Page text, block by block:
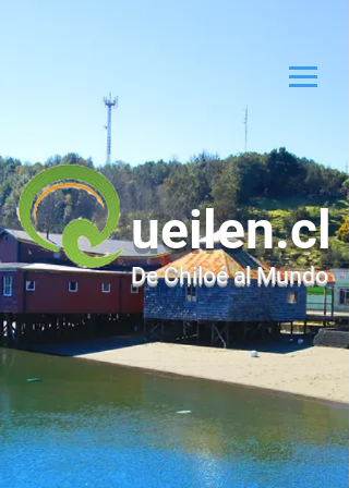
ueilen.cl
De Chiloé al Mundo